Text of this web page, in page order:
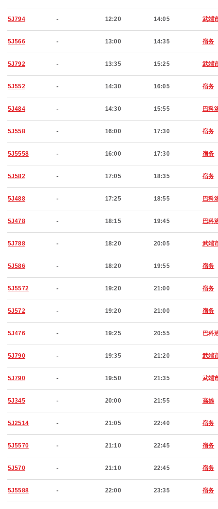
5J794 - 12:20 14:05 武端
5J566 - 13:00 14:35 宿务
5J792 - 13:35 15:25 武端
5J552 - 14:30 16:05 宿务
5J484 - 14:30 15:55 巴科
5J558 - 16:00 17:30 宿务
5J5558 - 16:00 17:30 宿务
5J582 - 17:05 18:35 宿务
5J488 - 17:25 18:55 巴科
5J478 - 18:15 19:45 巴科
5J788 - 18:20 20:05 武端
5J586 - 18:20 19:55 宿务
5J5572 - 19:20 21:00 宿务
5J572 - 19:20 21:00 宿务
5J476 - 19:25 20:55 巴科
5J790 - 19:35 21:20 武端
5J790 - 19:50 21:35 武端
5J345 - 20:00 21:55 高雄
5J2514 - 21:05 22:40 宿务
5J5570 - 21:10 22:45 宿务
5J570 - 21:10 22:45 宿务
5J5588 - 22:00 23:35 宿务